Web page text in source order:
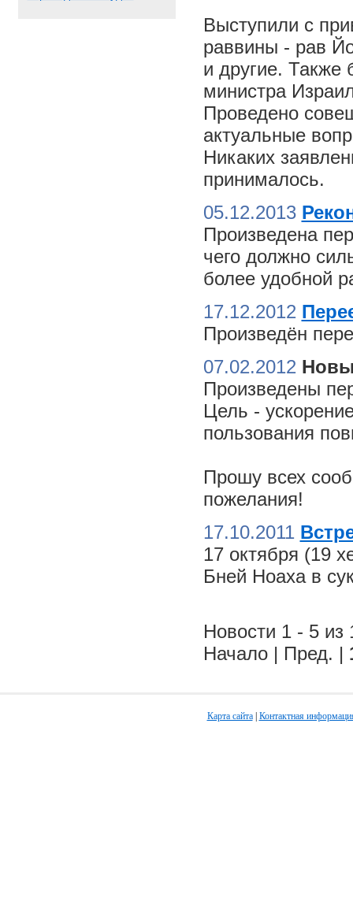
Выступили с
раввины - рав
и другие. Также
министра
Проведено
актуальные
Никаких
принималось.
05.12.2013
Произведена
чего должно
более удобной
17.12.2012
Произведён
07.02.2012
Произведены
Цель -
пользования
Прошу всех
пожелания!
17.10.2011
17 октября (19
Бней Ноаха в
Новости 1 - 5 из
Начало | Пред. |
Карта сайта| Контактная